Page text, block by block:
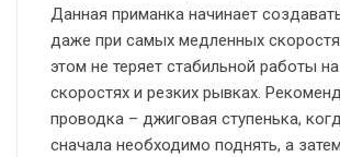
Данная приманка начинает
даже при самых медленных
этом не теряет стабильной работы
скоростях и резких рывках.
проводка – джиговая ступенька,
сначала необходимо поднять, а